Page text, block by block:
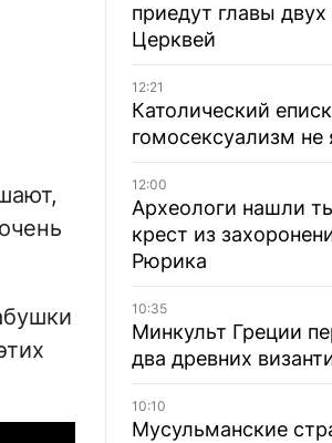
приедут главы
Церквей
12:21
Католический
гомосексуализм не
12:00
Археологи нашли
крест из
Рюрика
10:35
Минкульт Греции
два древних
10:10
Мусульманские